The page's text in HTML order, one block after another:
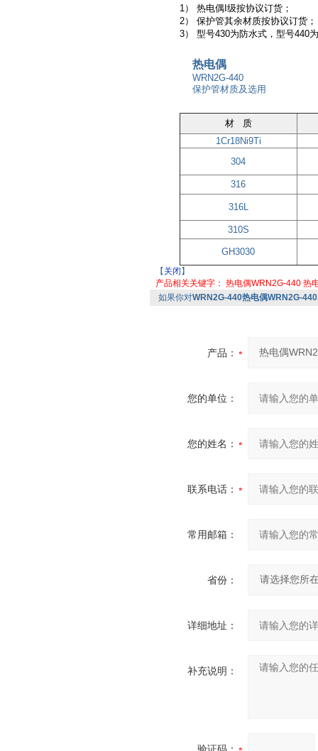
1） 热电偶I级按协议订货；
2） 保护管其余材质按协议订货；
3） 型号430为防水式，型号440
热电偶
WRN2G-440
保护管材质及选用
材 质
1Cr18Ni9Ti
304
316
316L
310S
GH3030
【 关闭 】
产品相关关键字： 热电偶WRN2G-440 热
如果你对WRN2G-440热电偶WRN2G-440
产品：
您的单位：
您的姓名：
联系电话：
常用邮箱：
省份：
详细地址：
补充说明：